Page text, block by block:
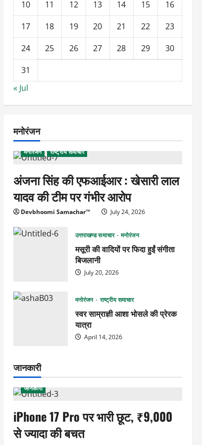
10
11 12 13 14 15
16
17
18 19 20 21 22
23
24
25 26 27 28 29
30
31
« Jul
मनोरंजन
मनोरंजन राष्ट्रीय समाचार
अंजना सिंह की एफआईआर : खेसारी लाल
यादव की टीम पर गंभीर आरोप
Devbhoomi Samachar™ July 24, 2026
उत्तराखण्ड समाचार मनोरंजन
मसूरी की वादियों पर फिदा हुईं संगीता
बिजलानी
July 20, 2026
मनोरंजन राष्ट्रीय समाचार
स्वर साम्राज्ञी आशा भोसले की प्रेरक
यात्रा
April 14, 2026
जानकारी
जानकारी
iPhone 17 Pro पर भारी छूट, ₹9,000
से ज्यादा की बचत